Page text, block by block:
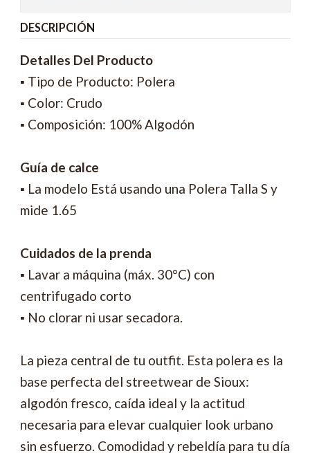
DESCRIPCIÓN
Detalles Del Producto
▪ Tipo de Producto: Polera
▪ Color: Crudo
▪ Composición: 100% Algodón
Guía de calce
▪ La modelo Está usando una Polera Talla S y
mide 1.65
Cuidados de la prenda
▪ Lavar a máquina (máx. 30°C) con
centrifugado corto
▪ No clorar ni usar secadora.
La pieza central de tu outfit. Esta polera es la
base perfecta del streetwear de Sioux:
algodón fresco, caída ideal y la actitud
necesaria para elevar cualquier look urbano
sin esfuerzo. Comodidad y rebeldía para tu día